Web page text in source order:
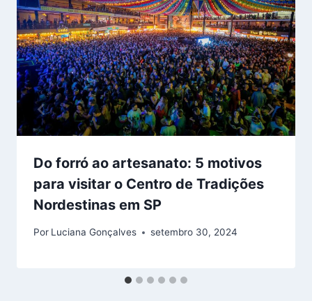
Do forró ao artesanato: 5 motivos
para visitar o Centro de Tradições
Nordestinas em SP
Por Luciana Gonçalves setembro 30, 2024